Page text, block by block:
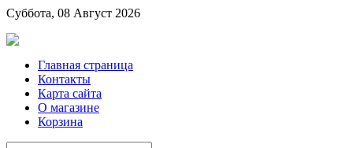
Суббота, 08 Август 2026
Главная страница
Контакты
Карта сайта
О магазине
Корзина